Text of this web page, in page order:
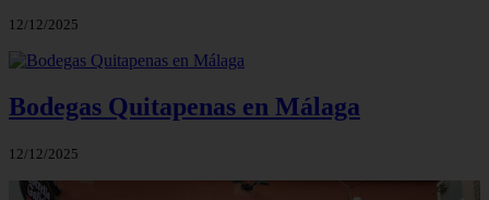
12/12/2025
Bodegas Quitapenas en Málaga
12/12/2025